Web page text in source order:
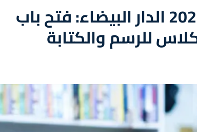
المعرض الدولي لكتاب الطفل 2023 الدار البيضاء: فتح باب
للرسم والكتابة